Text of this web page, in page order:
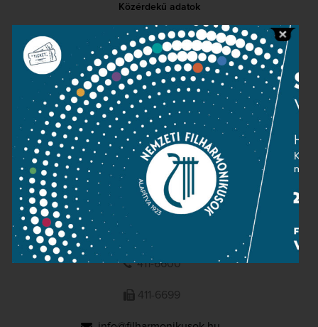
Közérdekű adatok
Sajtószoba
Adatvédelem
Impresszum
NEMZETI
FILHARMONIKUSOK
1095 Budapest, Komor Marcell u. 1. (Müpa)
411-6600
411-6699